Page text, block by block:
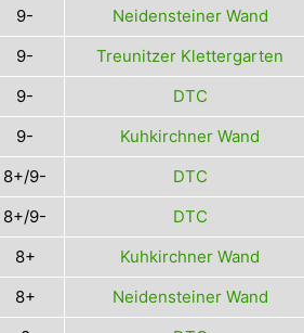
9- Neidensteiner Wand
9- Treunitzer Klettergarten
9- DTC
9- Kuhkirchner Wand
8+/9- DTC
8+/9- DTC
8+ Kuhkirchner Wand
8+ Neidensteiner Wand